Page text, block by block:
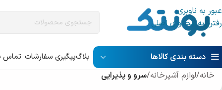
عبور به ناوبری
رفتن به محتوای اصلی
دسته بندی کالاها بلاگپیگیری سفارشات تماس
خانه/لوازم آشپرخانه/سرو و پذیرایی